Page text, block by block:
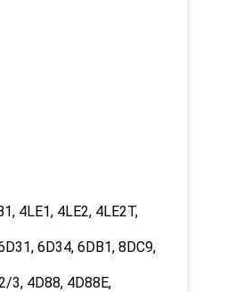
4LE1, 4LE2, 4LE2T,
6D34, 6DB1, 8DC9,
3, 4D88, 4D88E,